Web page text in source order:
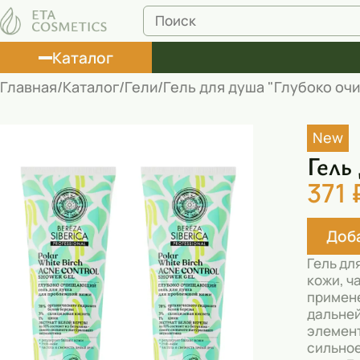
Каталог
Корректоры
Маски косметические
Муссы
Масла
Пена для ванны
Румяна
Главная Каталог Гели Гель для душа "Глубоко
New
371
Гель
кожи,